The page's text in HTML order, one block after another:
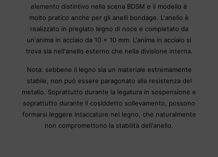
elemento distintivo nella scena BDSM e il modello è
molto pratico anche per gli anelli bondage. L'anello è
realizzato in pregiato legno di noce e completato da
un'anima in acciaio da 10 x 10 mm. L'anima in acciaio si
trova sia nell'anello esterno che nella divisione interna.
Nota: sebbene il legno sia un materiale estremamente
stabile, non può essere paragonato alla resistenza del
metallo. Soprattutto durante la legatura in sospensione e
soprattutto durante il cosiddetto sollevamento, possono
formarsi leggere intaccature nel legno, che naturalmente
non compromettono la stabilità dell'anello.